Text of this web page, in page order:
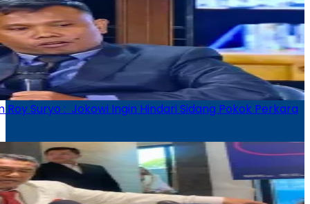
Roy Suryo : Jokowi Ingin Hindari Sidang Pokok Perkara